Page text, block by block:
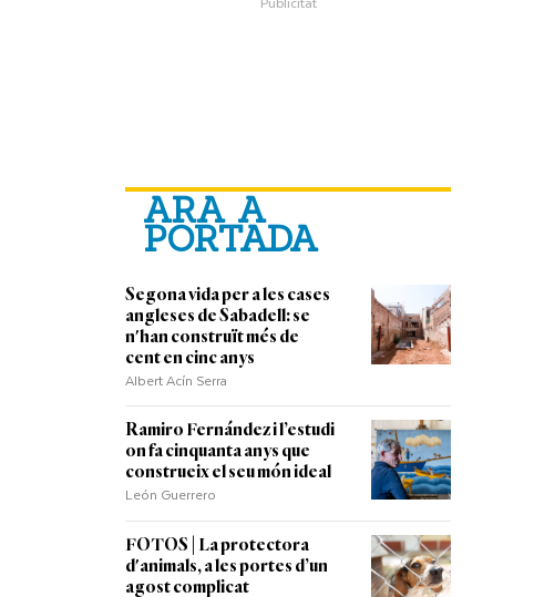
ARA A
PORTADA
Segona vida per a les cases
angleses de Sabadell: se
n'han construït més de
cent en cinc anys
Albert Acín Serra
Ramiro Fernández i l’estudi
on fa cinquanta anys que
construeix el seu món ideal
León Guerrero
FOTOS | La protectora
d'animals, a les portes d’un
agost complicat